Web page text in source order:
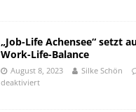
„Job-Life Achensee“ setzt
Work-Life-Balance
August 8, 2023 Silke Schön
deaktiviert